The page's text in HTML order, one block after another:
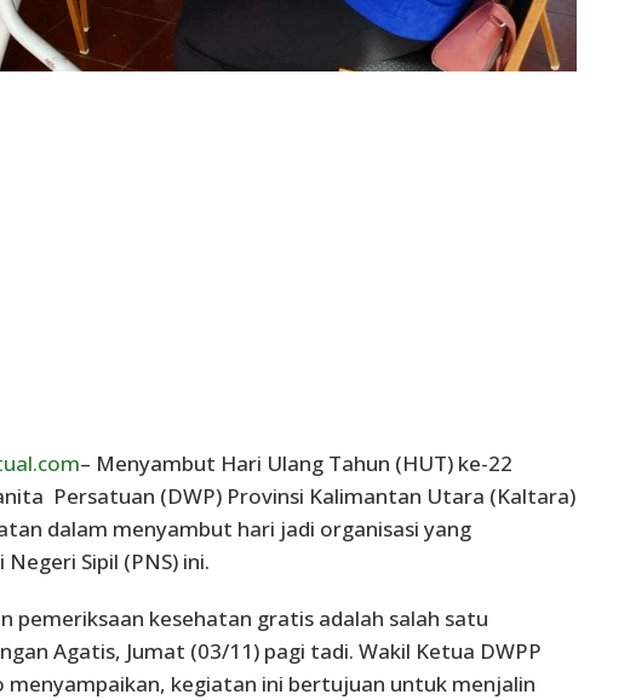
– Menyambut Hari Ulang Tahun (HUT) ke-22
Persatuan (DWP) Provinsi Kalimantan Utara (Kaltara)
dalam menyambut hari jadi organisasi yang
Sipil (PNS) ini.
pemeriksaan kesehatan gratis adalah salah satu
Agatis, Jumat (03/11) pagi tadi. Wakil Ketua DWPP
menyampaikan, kegiatan ini bertujuan untuk menjalin